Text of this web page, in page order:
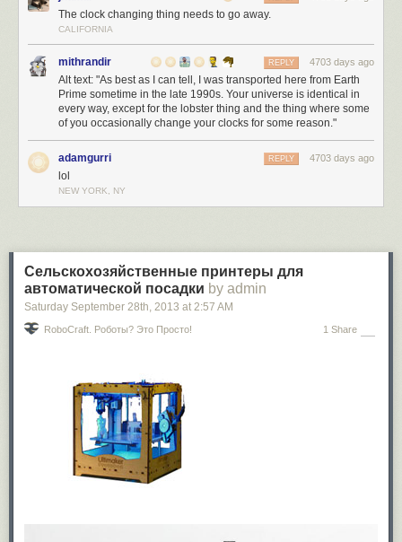
слежки за населением.
Короче говоря, как минимум, ученые должны признать, что они
сделать. Все мы, заключает Лейнстер, прежде всего человеческие
существа, и уже затем ученые-математики.
И если нам не нравится то, что делают секретные спецслужбы, то
нам не следует с ними сотрудничать.
The clock changing thing needs to go away.
CALIFORNIA
mithrandir 4703 days ago
REPLY
Alt text: "As best as I can tell, I was transported here from Earth
Prime sometime in the late 1990s. Your universe is identical in
every way, except for the lobster thing and the thing where some
of you occasionally change your clocks for some reason."
adamgurri 4703 days ago
REPLY
lol
NEW YORK, NY
Сельскохозяйственные принтеры для
автоматической посадки by admin
Saturday September 28th, 2013 at 2:57 AM
RoboCraft. Роботы? Это Просто! 1 Share